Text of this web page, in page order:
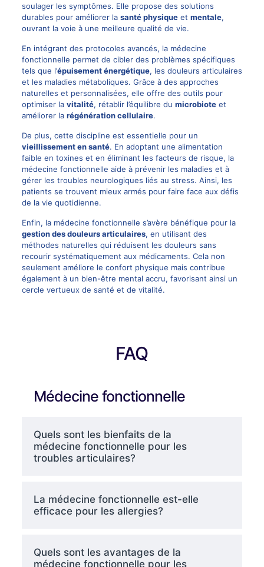
soulager les symptômes. Elle propose des solutions
durables pour améliorer la santé physiqueet mentale,
ouvrant la voie à une meilleure qualité de vie.
En intégrant des protocoles avancés, la médecine
fonctionnelle permet de cibler des problèmes spécifiques
tels que l’épuisement énergétique, les douleurs articulaires
et les maladies métaboliques. Grâce à des approches
naturelles et personnalisées, elle offre des outils pour
optimiser la vitalité, rétablir l’équilibre du microbioteet
améliorer la régénération cellulaire.
De plus, cette discipline est essentielle pour un
vieillissement en santé. En adoptant une alimentation
faible en toxines et en éliminant les facteurs de risque, la
médecine fonctionnelle aide à prévenir les maladies et à
gérer les troubles neurologiques liés au stress. Ainsi, les
patients se trouvent mieux armés pour faire face aux défis
de la vie quotidienne.
Enfin, la médecine fonctionnelle s’avère bénéfique pour la
gestion des douleurs articulaires, en utilisant des
méthodes naturelles qui réduisent les douleurs sans
recourir systématiquement aux médicaments. Cela non
seulement améliore le confort physique mais contribue
également à un bien-être mental accru, favorisant ainsi un
cercle vertueux de santé et de vitalité.
FAQ
Médecine fonctionnelle
Quels sont les bienfaits de la
médecine fonctionnelle pour les
troubles articulaires?
La médecine fonctionnelle est-elle
efficace pour les allergies?
Quels sont les avantages de la
médecine fonctionnelle pour les